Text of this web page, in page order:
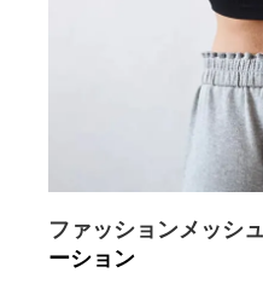
ファッションメッシ
ーション